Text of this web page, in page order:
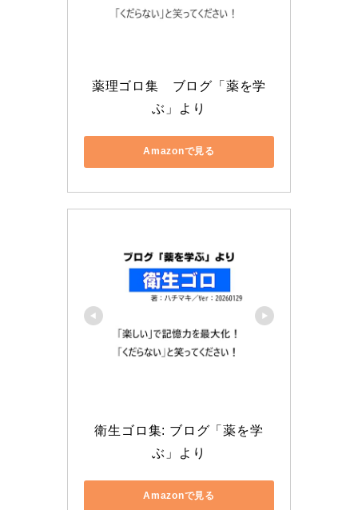
薬理ゴロ集　ブログ「薬を学
ぶ」より
Amazonで見る
衛生ゴロ集: ブログ「薬を学
ぶ」より
Amazonで見る